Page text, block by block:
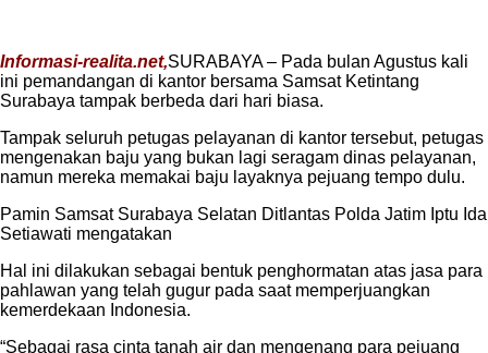
Informasi-realita.net,SURABAYA – Pada bulan Agustus kali
ini pemandangan di kantor bersama Samsat Ketintang
Surabaya tampak berbeda dari hari biasa.
Tampak seluruh petugas pelayanan di kantor tersebut, petugas
mengenakan baju yang bukan lagi seragam dinas pelayanan,
namun mereka memakai baju layaknya pejuang tempo dulu.
Pamin Samsat Surabaya Selatan Ditlantas Polda Jatim Iptu Ida
Setiawati mengatakan
Hal ini dilakukan sebagai bentuk penghormatan atas jasa para
pahlawan yang telah gugur pada saat memperjuangkan
kemerdekaan Indonesia.
“Sebagai rasa cinta tanah air dan mengenang para pejuang